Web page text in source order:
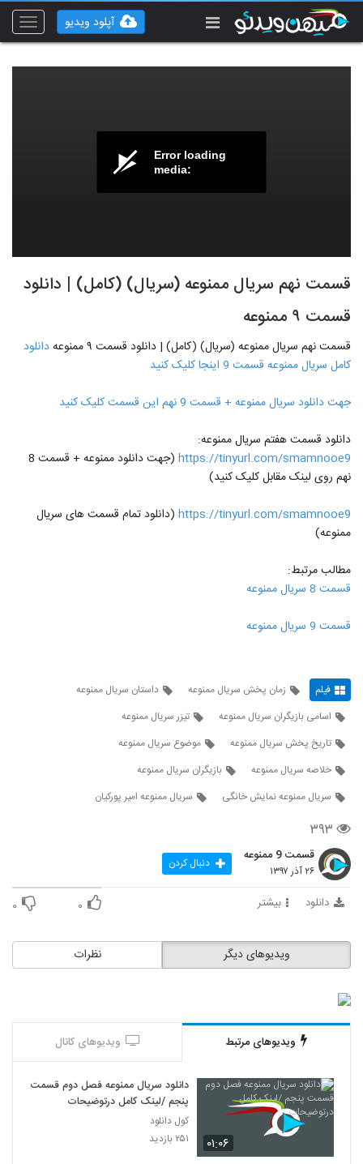
Toggle
آپلود ویدیو
Error loading
media:
قسمت نهم سریال ممنوعه (سریال) (کامل) | دانلود
قسمت ۹ ممنوعه
قسمت نهم سریال ممنوعه (سریال) (کامل) | دانلود قسمت ۹ ممنوعه
دانلود
کامل سریال ممنوعه قسمت 9 اینجا کلیک کنید
جهت دانلود سریال ممنوعه + قسمت 9 نهم این قسمت کلیک کنید
دانلود قسمت هفتم سریال ممنوعه:
https://tinyurl.com/smamnooe9
(جهت دانلود ممنوعه + قسمت 8
نهم روی لینک مقابل کلیک کنید)
https://tinyurl.com/smamnooe9 (دانلود تمام قسمت های سریال
ممنوعه)
مطالب مرتبط:
قسمت 8 سریال ممنوعه
قسمت 9 سریال ممنوعه
فیلم زمان پخش سریال ممنوعه
داستان سریال ممنوعه
اسامی بازیگران سریال ممنوعه
تیزر سریال ممنوعه
تاریخ پخش سریال ممنوعه
موضوع سریال ممنوعه
خلاصه سریال ممنوعه
بازیگران سریال ممنوعه
سریال ممنوعه نمایش خانگی
سریال ممنوعه امیر پورکیان
۳۹۳
قسمت 9 ممنوعه
۲۶ آذر ۱۳۹۷ دنبال کردن
دانلود بیشتر ۰ ۰
نظرات ویدیوهای دیگر
ویدیوهای مرتبط ویدیوهای کانال
۰۱:۰۶
دانلود سریال ممنوعه فصل دوم قسمت
پنجم /لینک کامل درتوضیحات
کول دانلود
۲۵۱ بازدید